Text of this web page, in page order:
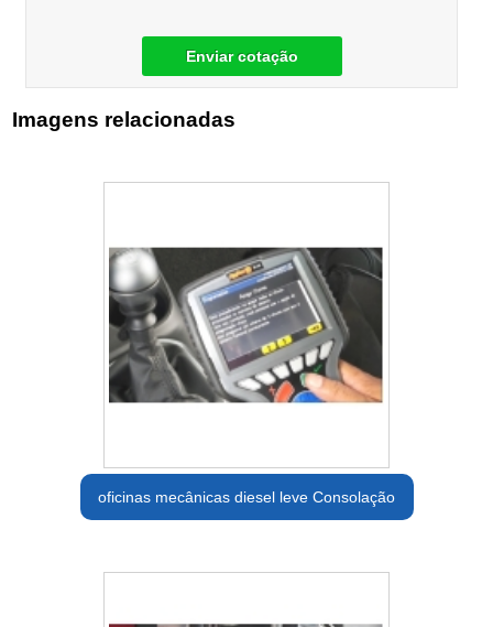
Enviar cotação
Imagens relacionadas
oficinas mecânicas diesel leve Consolação